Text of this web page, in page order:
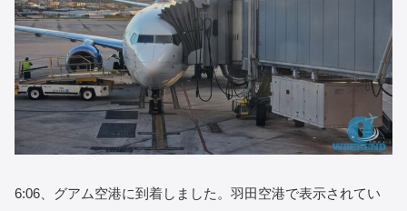
6:06、グアム空港に到着しました。羽田空港で表示されてい